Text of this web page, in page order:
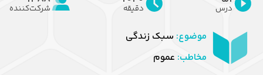
درس دقیقه شرکت‌کننده
موضوع: سبک زندگی
مخاطب: عموم